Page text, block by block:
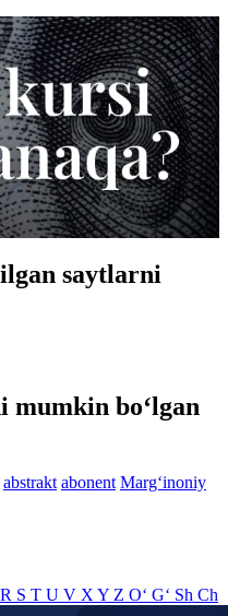
saytlarni
mumkin bo‘lgan
abstrakt abonent Marg‘inoniy
R S T U V X Y Z O‘ G‘ Sh Ch